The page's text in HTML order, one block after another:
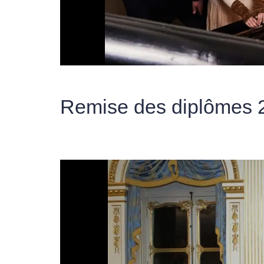
Remise des diplômes